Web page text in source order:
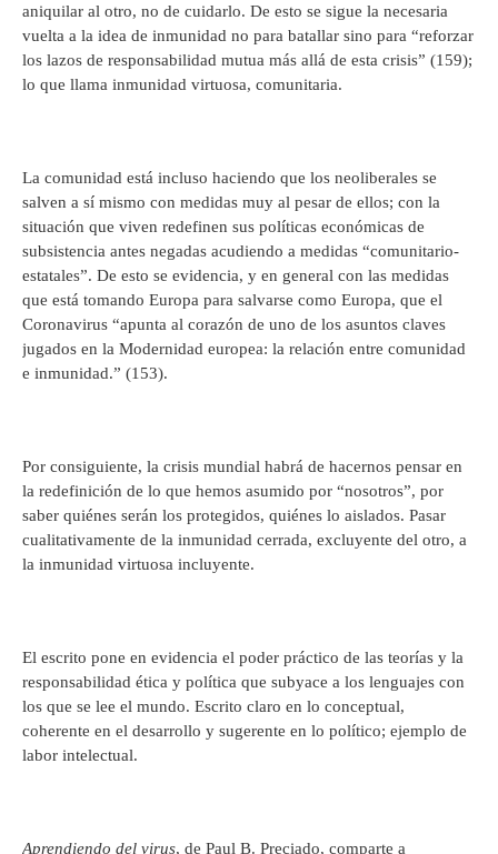
aniquilar al otro, no de cuidarlo. De esto se sigue la necesaria
vuelta a la idea de inmunidad no para batallar sino para “reforzar
los lazos de responsabilidad mutua más allá de esta crisis” (159);
lo que llama inmunidad virtuosa, comunitaria.
La comunidad está incluso haciendo que los neoliberales se
salven a sí mismo con medidas muy al pesar de ellos; con la
situación que viven redefinen sus políticas económicas de
subsistencia antes negadas acudiendo a medidas “comunitario-
estatales”. De esto se evidencia, y en general con las medidas
que está tomando Europa para salvarse como Europa, que el
Coronavirus “apunta al corazón de uno de los asuntos claves
jugados en la Modernidad europea: la relación entre comunidad
e inmunidad.” (153).
Por consiguiente, la crisis mundial habrá de hacernos pensar en
la redefinición de lo que hemos asumido por “nosotros”, por
saber quiénes serán los protegidos, quiénes lo aislados. Pasar
cualitativamente de la inmunidad cerrada, excluyente del otro, a
la inmunidad virtuosa incluyente.
El escrito pone en evidencia el poder práctico de las teorías y la
responsabilidad ética y política que subyace a los lenguajes con
los que se lee el mundo. Escrito claro en lo conceptual,
coherente en el desarrollo y sugerente en lo político; ejemplo de
labor intelectual.
Aprendiendo del virus, de Paul B. Preciado, comparte a